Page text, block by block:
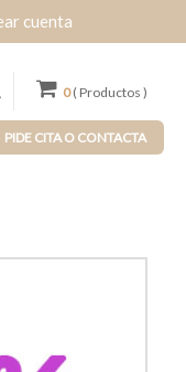
cuenta
0( Productos )
PIDE CITA O CONTACTA